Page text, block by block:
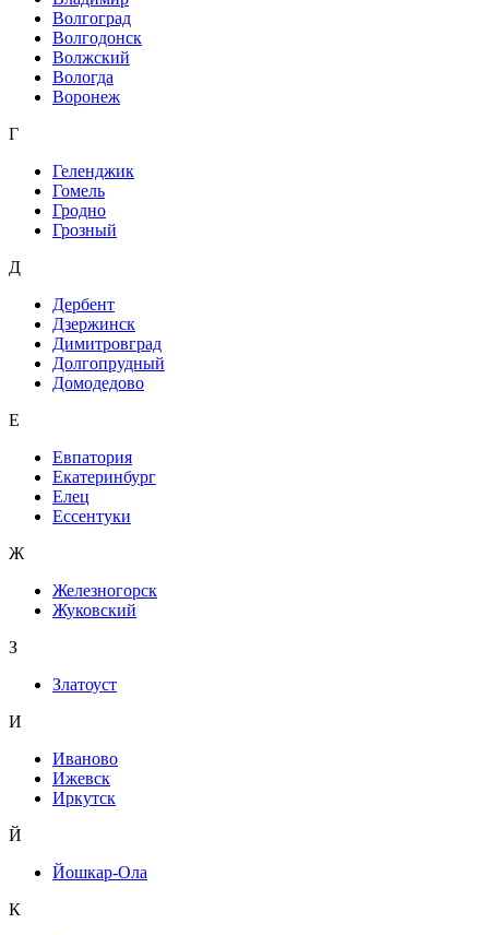
Волгоград
Волгодонск
Волжский
Вологда
Воронеж
Г
Геленджик
Гомель
Гродно
Грозный
Д
Дербент
Дзержинск
Димитровград
Долгопрудный
Домодедово
Е
Евпатория
Екатеринбург
Елец
Ессентуки
Ж
Железногорск
Жуковский
З
Златоуст
И
Иваново
Ижевск
Иркутск
Й
Йошкар-Ола
К